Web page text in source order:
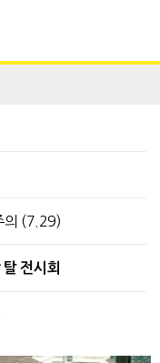
의 (7.29)
전시회